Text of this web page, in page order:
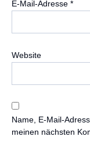
E-Mail-Adresse *
Website
Name, E-Mail-
meinen nächsten